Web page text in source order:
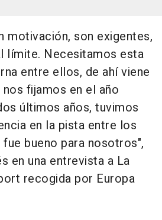
motivación, son exigentes,
límite. Necesitamos esta
entre ellos, de ahí viene
fijamos en el año
últimos años, tuvimos
en la pista entre los
bueno para nosotros",
en una entrevista a La
recogida por Europa